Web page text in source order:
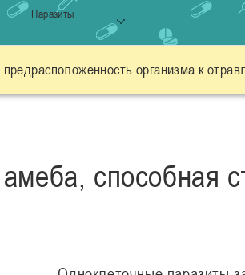
Паразиты
организма к
способная